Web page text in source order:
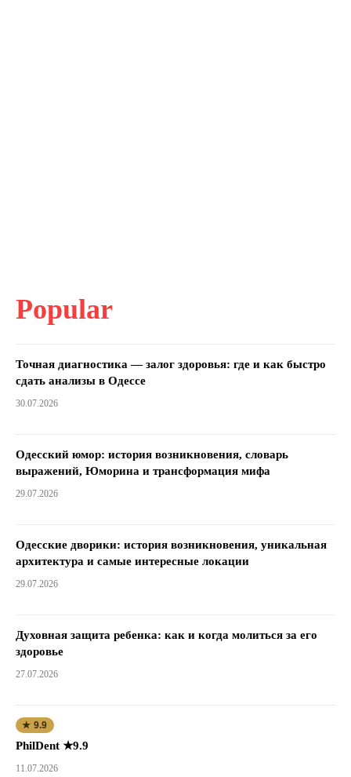
Popular
Точная диагностика — залог здоровья: где и как быстро
сдать анализы в Одессе
30.07.2026
Одесский юмор: история возникновения, словарь
выражений, Юморина и трансформация мифа
29.07.2026
Одесские дворики: история возникновения, уникальная
архитектура и самые интересные локации
29.07.2026
Духовная защита ребенка: как и когда молиться за его
здоровье
27.07.2026
★ 9.9
PhilDent ★9.9
11.07.2026